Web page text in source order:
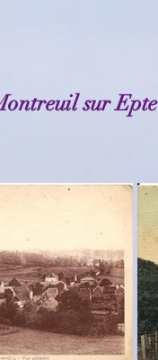
sur Epte